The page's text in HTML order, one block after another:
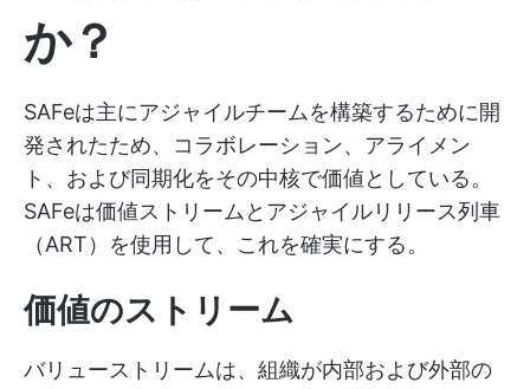
か？
SAFeは主にアジャイルチームを構築するために開
発されたため、コラボレーション、アライメン
ト、および同期化をその中核で価値としている。
SAFeは価値ストリームとアジャイルリリース列車
（ART）を使用して、これを確実にする。
価値のストリーム
バリューストリームは、組織が内部および外部の